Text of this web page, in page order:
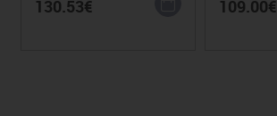
130.53€ 109.00€